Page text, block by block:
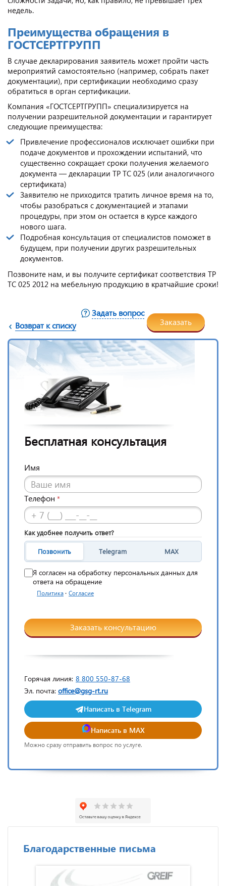
недель.
Преимущества обращения в
ГОСТСЕРТГРУПП
В случае декларирования заявитель может пройти часть
мероприятий самостоятельно (например, собрать пакет
документации), при сертификации необходимо сразу
обратиться в орган сертификации.
Компания «ГОСТСЕРТГРУПП» специализируется на
получении разрешительной документации и гарантирует
следующие преимущества:
Привлечение профессионалов исключает ошибки при
подаче документов и прохождении испытаний, что
существенно сокращает сроки получения желаемого
документа — декларации ТР ТС 025 (или аналогичного
сертификата)
Заявителю не приходится тратить личное время на то,
чтобы разобраться с документацией и этапами
процедуры, при этом он остается в курсе каждого
нового шага.
Подробная консультация от специалистов поможет в
будущем, при получении других разрешительных
документов.
Позвоните нам, и вы получите сертификат соответствия ТР
ТС 025 2012 на мебельную продукцию в кратчайшие сроки!
Возврат к списку
Задать вопрос
Заказать
Бесплатная консультация
Имя
Телефон *
Как удобнее получить ответ?
Позвонить Telegram MAX
Я согласен на обработку персональных данных для
ответа на обращение
Политика · Согласие
Заказать консультацию
Горячая линия: 8 800 550-87-68
Эл. почта: office@gsg-rt.ru
Написать в Telegram
Написать в MAX
Можно сразу отправить вопрос по услуге.
Благодарственные письма